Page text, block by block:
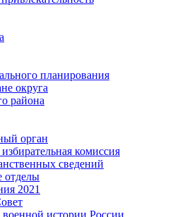
планирования
округа
района
орган
комиссия
сведений
отделы
2021